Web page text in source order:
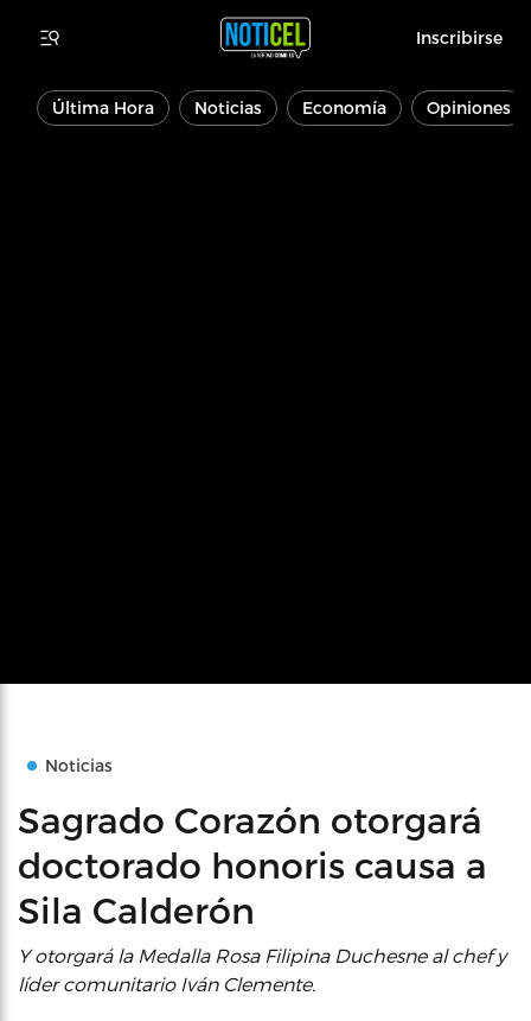
Inscribirse
Última Hora Noticias Economía Opiniones
Noticias
Sagrado Corazón otorgará
doctorado honoris causa a
Sila Calderón
Y otorgará la Medalla Rosa Filipina Duchesne al chef y
líder comunitario Iván Clemente.